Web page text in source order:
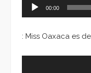
00:00
: Miss Oaxaca es